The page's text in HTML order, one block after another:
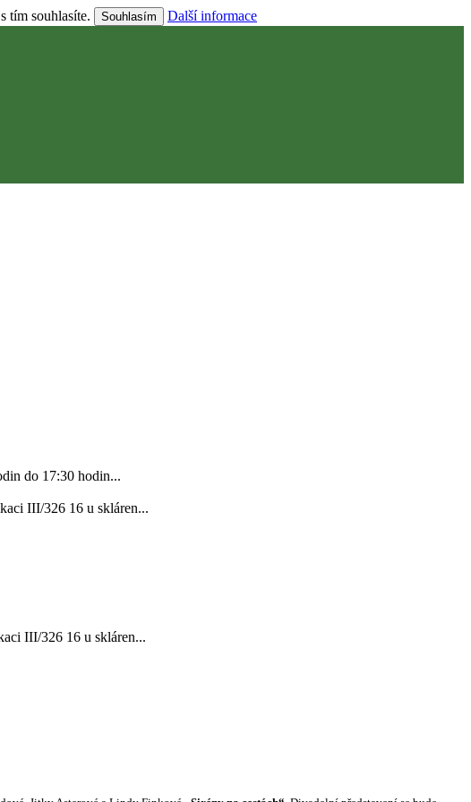
tím souhlasíte. Souhlasím
Další informace
do 17:30 hodin...
III/326 16 u skláren...
III/326 16 u skláren...